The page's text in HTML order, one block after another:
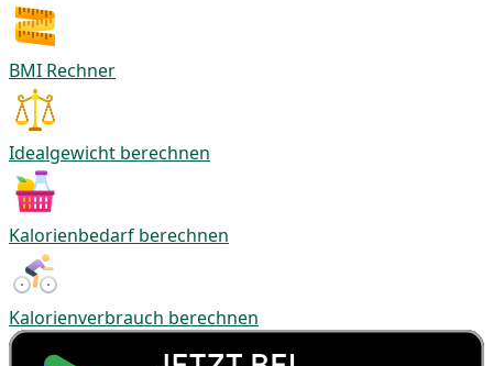
BMI Rechner
Idealgewicht berechnen
Kalorienbedarf berechnen
Kalorienverbrauch berechnen